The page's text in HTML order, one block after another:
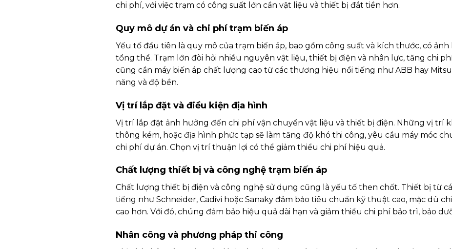
chi phí, với việc trạm có công suất lớn cần vật liệu và thiết bị đắt tiền hơn.
Quy mô dự án và chi phí trạm biến áp
Yếu tố đầu tiên là quy mô của trạm biến áp, bao gồm công suất và kích thước, có
tổng thể. Trạm lớn đòi hỏi nhiều nguyên vật liệu, thiết bị điện và nhân lực, tăng chi
cũng cần máy biến áp chất lượng cao từ các thương hiệu nổi tiếng như ABB hay
năng và độ bền.
Vị trí lắp đặt và điều kiện địa hình
Vị trí lắp đặt ảnh hưởng đến chi phí vận chuyển vật liệu và thiết bị điện. Những vị trí
thông kém, hoặc địa hình phức tạp sẽ làm tăng độ khó thi công, yêu cầu máy móc
chi phí dự án. Chọn vị trí thuận lợi có thể giảm thiểu chi phí hiệu quả.
Chất lượng thiết bị và công nghệ trạm biến áp
Chất lượng thiết bị điện và công nghệ sử dụng cũng là yếu tố then chốt. Thiết bị từ
tiếng như Schneider, Cadivi hoặc Sanaky đảm bảo tiêu chuẩn kỹ thuật cao, mặc dù
cao hơn. Với đó, chúng đảm bảo hiệu quả dài hạn và giảm thiểu chi phí bảo trì, bảo
Nhân công và phương pháp thi công